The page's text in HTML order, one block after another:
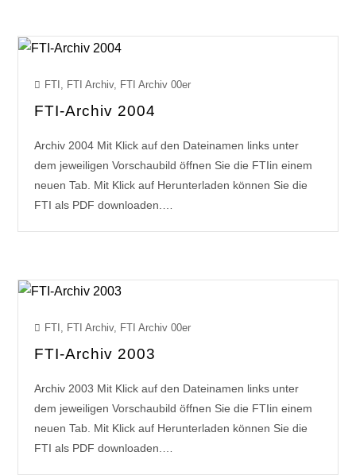
FTI FTI Archiv, FTI Archiv 00er
FTI-Archiv 2004
Archiv 2004 Mit Klick auf den Dateinamen links unter
dem jeweiligen Vorschaubild öffnen Sie die FTIin einem
neuen Tab. Mit Klick auf Herunterladen können Sie die
FTI als PDF downloaden.…
FTI , FTI Archiv, FTI Archiv 00er
FTI-Archiv 2003
Archiv 2003 Mit Klick auf den Dateinamen links unter
dem jeweiligen Vorschaubild öffnen Sie die FTIin einem
neuen Tab. Mit Klick auf Herunterladen können Sie die
FTI als PDF downloaden.…